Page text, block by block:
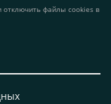
отключить файлы cookies в